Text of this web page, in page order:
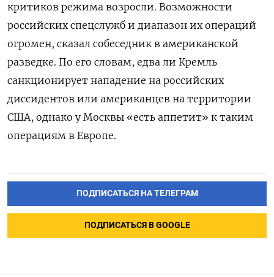
критиков режима возросли. Возможности
российских спецслужб и диапазон их операций
огромен, сказал собеседник в американской
разведке. По его словам, едва ли Кремль
санкционирует нападение на российских
диссидентов или американцев на территории
США, однако у Москвы «есть аппетит» к таким
операциям в Европе.
ПОДПИСАТЬСЯ НА ТЕЛЕГРАМ
ПОДПИСАТЬСЯ В GOOGLE